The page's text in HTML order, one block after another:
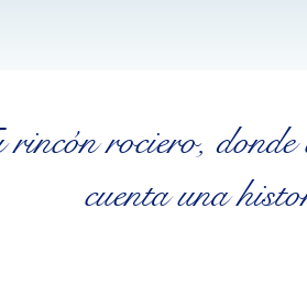
rincón rociero, donde
cuenta una